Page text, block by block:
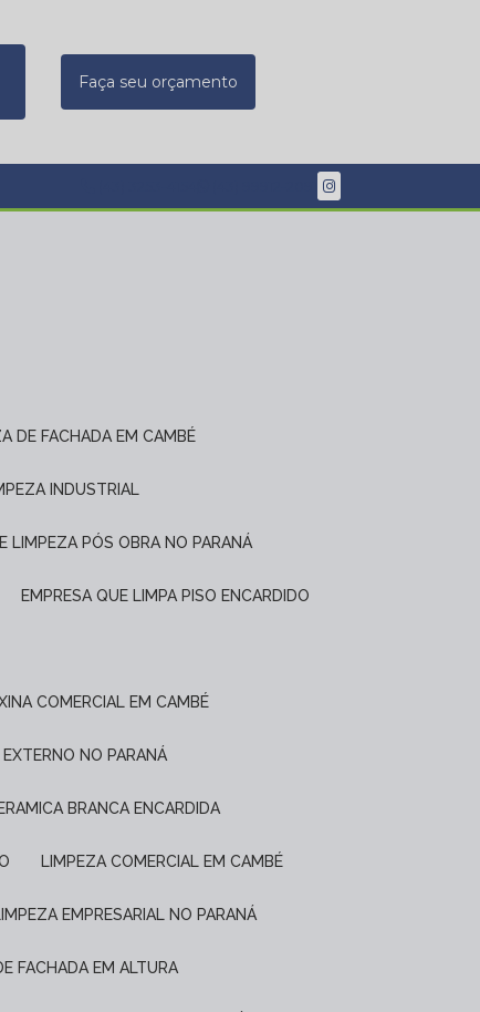
Faça seu orçamento
DE FACHADA EM CAMBÉ
INDUSTRIAL
LIMPEZA PÓS OBRA NO PARANÁ
EMPRESA QUE LIMPA PISO ENCARDIDO
COMERCIAL EM CAMBÉ
NO PARANÁ
BRANCA ENCARDIDA
LIMPEZA COMERCIAL EM CAMBÉ
LIMPEZA EMPRESARIAL NO PARANÁ
FACHADA EM ALTURA